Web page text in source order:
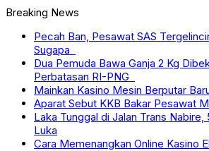
Breaking News
Pecah Ban, Pesawat SAS
Sugapa
Dua Pemuda Bawa Ganja 2 Kg
Perbatasan RI-PNG
Mainkan Kasino Mesin Berputar
Aparat Sebut KKB Bakar Pesawat
Laka Tunggal di Jalan Trans Nabire,
Luka
Cara Memenangkan Online Kasino